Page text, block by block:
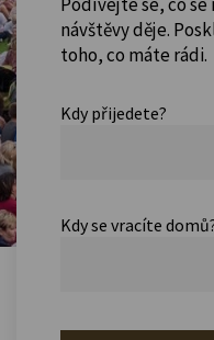
návštěvy děje.
toho, co máte rádi.
Kdy přijedete?
Kdy se vracíte